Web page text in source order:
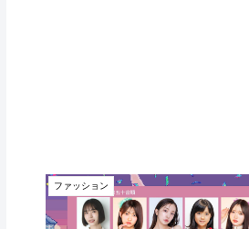
ファッション